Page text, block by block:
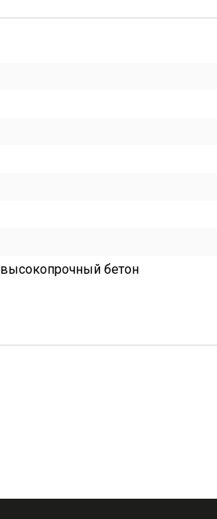
бетон